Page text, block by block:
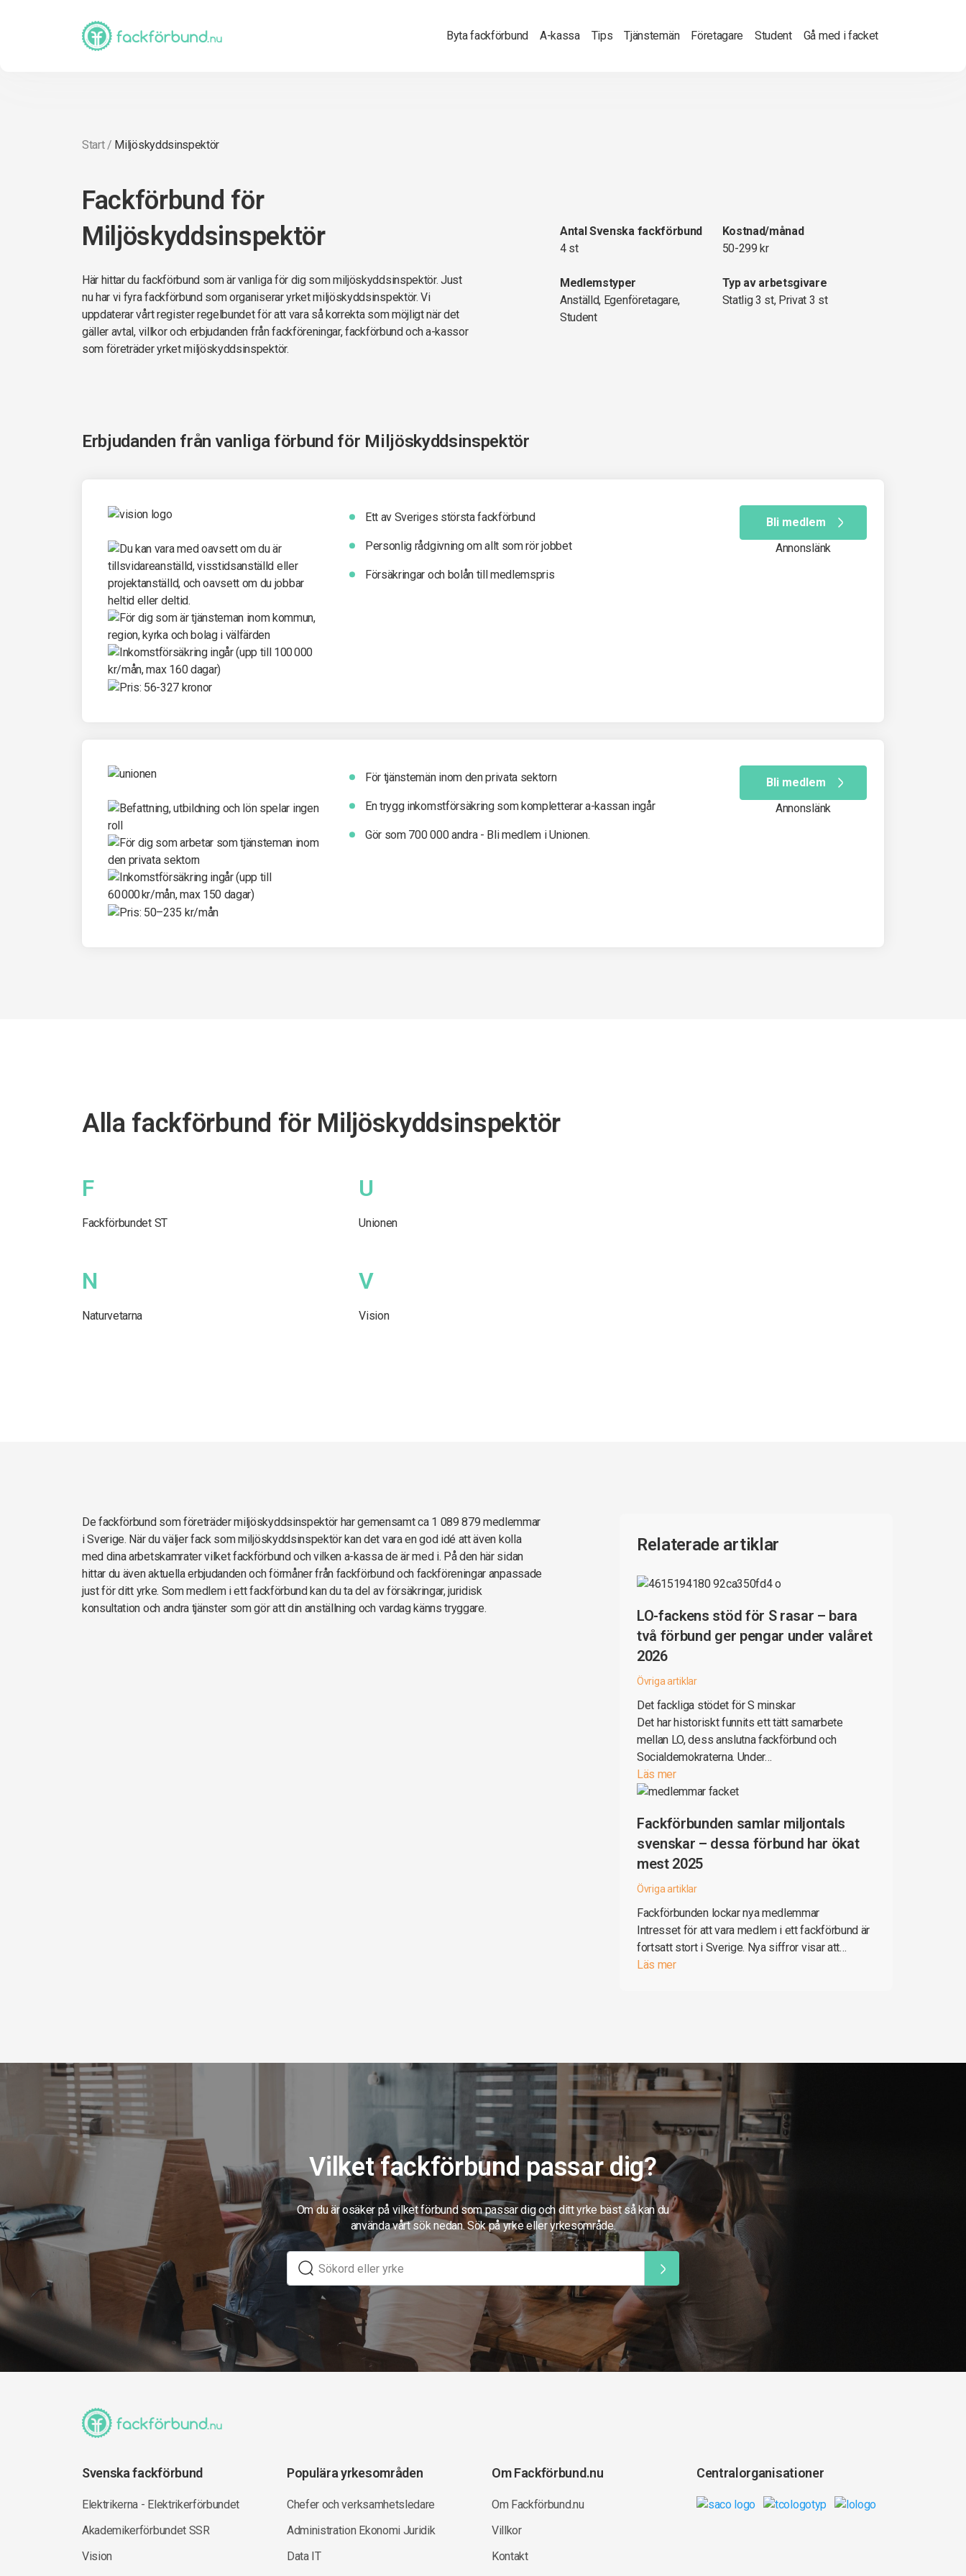
Byta fackförbund A-kassa Tips Tjänstemän Företagare Student Gå med i facket
Start/ Miljöskyddsinspektör
Fackförbund för
Miljöskyddsinspektör
Här hittar du fackförbund som är vanliga för dig som miljöskyddsinspektör. Just
nu har vi fyra fackförbund som organiserar yrket miljöskyddsinspektör. Vi
uppdaterar vårt register regelbundet för att vara så korrekta som möjligt när det
gäller avtal, villkor och erbjudanden från fackföreningar, fackförbund och a-kassor
som företräder yrket miljöskyddsinspektör.
Antal Svenska fackförbund
4 st
Kostnad/månad
50-299 kr
Medlemstyper
Anställd, Egenföretagare,
Student
Typ av arbetsgivare
Statlig 3 st, Privat 3 st
Erbjudanden från vanliga förbund för Miljöskyddsinspektör
Ett av Sveriges största fackförbund
Personlig rådgivning om allt som rör jobbet
Försäkringar och bolån till medlemspris
Bli medlem
Annonslänk
För tjänstemän inom den privata sektorn
En trygg inkomst­försäkring som kompletterar a-kassan ingår
Gör som 700 000 andra - Bli medlem i Unionen.
Bli medlem
Annonslänk
Alla fackförbund för Miljöskyddsinspektör
F
Fackförbundet ST
N
Naturvetarna
U
Unionen
V
Vision
De fackförbund som företräder miljöskyddsinspektör har gemensamt ca 1 089 879 medlemmar
i Sverige. När du väljer fack som miljöskyddsinspektör kan det vara en god idé att även kolla
med dina arbetskamrater vilket fackförbund och vilken a-kassa de är med i. På den här sidan
hittar du även aktuella erbjudanden och förmåner från fackförbund och fackföreningar anpassade
just för ditt yrke. Som medlem i ett fackförbund kan du ta del av försäkringar, juridisk
konsultation och andra tjänster som gör att din anställning och vardag känns tryggare.
Relaterade artiklar
LO-fackens stöd för S rasar – bara
två förbund ger pengar under valåret
2026
Övriga artiklar
Det fackliga stödet för S minskar
Det har historiskt funnits ett tätt samarbete
mellan LO, dess anslutna fackförbund och
Socialdemokraterna. Under…
Läs mer
Fackförbunden samlar miljontals
svenskar – dessa förbund har ökat
mest 2025
Övriga artiklar
Fackförbunden lockar nya medlemmar
Intresset för att vara medlem i ett fackförbund är
fortsatt stort i Sverige. Nya siffror visar att…
Läs mer
Vilket fackförbund passar dig?
Om du är osäker på vilket förbund som passar dig och ditt yrke bäst så kan du
använda vårt sök nedan. Sök på yrke eller yrkesområde.
Svenska fackförbund
Elektrikerna - Elektrikerförbundet
Akademikerförbundet SSR
Vision
Populära yrkesområden
Chefer och verksamhetsledare
Administration Ekonomi Juridik
Data IT
Om Fackförbund.nu
Om Fackförbund.nu
Villkor
Kontakt
Centralorganisationer